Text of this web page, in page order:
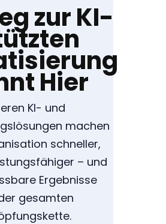
zur KI-
Hier
KI- und
machen
schneller,
– und
Ergebnisse
gesamten